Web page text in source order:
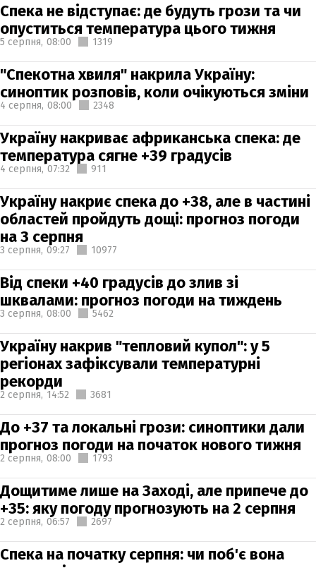
Спека не відступає: де будуть грози та чи
опуститься температура цього тижня
5 серпня, 08:00 1319
"Спекотна хвиля" накрила Україну:
синоптик розповів, коли очікуються зміни
4 серпня, 08:00 2348
Україну накриває африканська спека: де
температура сягне +39 градусів
4 серпня, 07:32 911
Україну накриє спека до +38, але в частині
областей пройдуть дощі: прогноз погоди
на 3 серпня
3 серпня, 09:27 10977
Від спеки +40 градусів до злив зі
шквалами: прогноз погоди на тиждень
3 серпня, 08:00 5462
Україну накрив "тепловий купол": у 5
регіонах зафіксували температурні
рекорди
2 серпня, 14:52 3681
До +37 та локальні грози: синоптики дали
прогноз погоди на початок нового тижня
2 серпня, 08:00 1793
Дощитиме лише на Заході, але припече до
+35: яку погоду прогнозують на 2 серпня
2 серпня, 06:57 2697
Спека на початку серпня: чи поб'є вона